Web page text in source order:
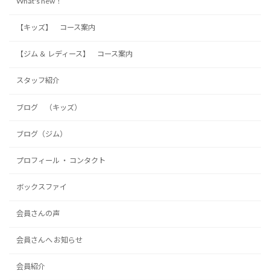
【キッズ】 コース案内
【ジム ＆ レディース】 コース案内
スタッフ紹介
ブログ （キッズ）
ブログ（ジム）
プロフィール ・ コンタクト
ボックスファイ
会員さんの声
会員さんへ お知らせ
会員紹介